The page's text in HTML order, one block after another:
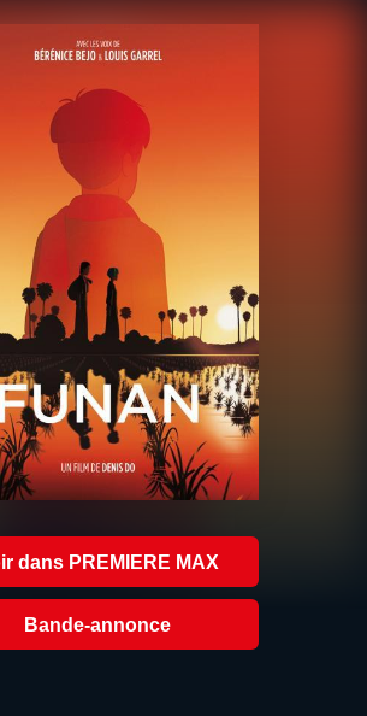
dans PREMIERE MAX
Bande-annonce